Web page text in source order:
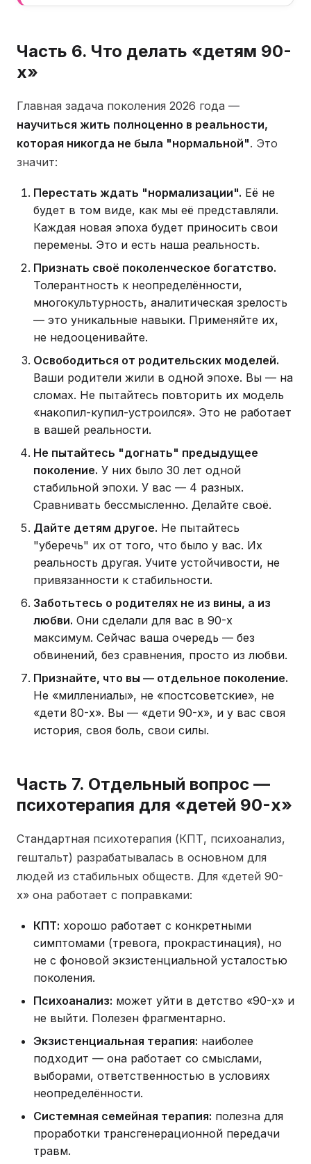
Часть 6. Что делать «детям 90-
х»
Главная задача поколения 2026 года —
научиться жить полноценно в реальности,
которая никогда не была "нормальной". Это
значит:
Перестать ждать "нормализации". Её не
будет в том виде, как мы её представляли.
Каждая новая эпоха будет приносить свои
перемены. Это и есть наша реальность.
Признать своё поколенческое богатство.
Толерантность к неопределённости,
многокультурность, аналитическая зрелость
— это уникальные навыки. Применяйте их,
не недооценивайте.
Освободиться от родительских моделей.
Ваши родители жили в одной эпохе. Вы — на
сломах. Не пытайтесь повторить их модель
«накопил-купил-устроился». Это не работает
в вашей реальности.
Не пытайтесь "догнать" предыдущее
поколение. У них было 30 лет одной
стабильной эпохи. У вас — 4 разных.
Сравнивать бессмысленно. Делайте своё.
Дайте детям другое. Не пытайтесь
"уберечь" их от того, что было у вас. Их
реальность другая. Учите устойчивости, не
привязанности к стабильности.
Заботьтесь о родителях не из вины, а из
любви. Они сделали для вас в 90-х
максимум. Сейчас ваша очередь — без
обвинений, без сравнения, просто из любви.
Признайте, что вы — отдельное поколение.
Не «миллениалы», не «постсоветские», не
«дети 80-х». Вы — «дети 90-х», и у вас своя
история, своя боль, свои силы.
Часть 7. Отдельный вопрос —
психотерапия для «детей 90-х»
Стандартная психотерапия (КПТ, психоанализ,
гештальт) разрабатывалась в основном для
людей из стабильных обществ. Для «детей 90-
х» она работает с поправками:
КПТ: хорошо работает с конкретными
симптомами (тревога, прокрастинация), но
не с фоновой экзистенциальной усталостью
поколения.
Психоанализ: может уйти в детство «90-х» и
не выйти. Полезен фрагментарно.
Экзистенциальная терапия: наиболее
подходит — она работает со смыслами,
выборами, ответственностью в условиях
неопределённости.
Системная семейная терапия: полезна для
проработки трансгенерационной передачи
травм.